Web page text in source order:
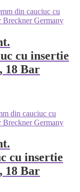
cu insertie
18 Bar
cu insertie
18 Bar